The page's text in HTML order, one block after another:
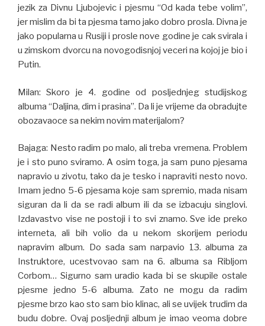
jezik za Divnu Ljubojevic i pjesmu “Od kada tebe volim”,
jer mislim da bi ta pjesma tamo jako dobro prosla. Divna je
jako popularna u Rusiji i prosle nove godine je cak svirala i
u zimskom dvorcu na novogodisnjoj veceri na kojoj je bio i
Putin.
Milan: Skoro je 4. godine od posljednjeg studijskog
albuma “Daljina, dim i prasina”. Da li je vrijeme da obradujte
obozavaoce sa nekim novim materijalom?
Bajaga: Nesto radim po malo, ali treba vremena. Problem
je i sto puno sviramo. A osim toga, ja sam puno pjesama
napravio u zivotu, tako da je tesko i napraviti nesto novo.
Imam jedno 5-6 pjesama koje sam spremio, mada nisam
siguran da li da se radi album ili da se izbacuju singlovi.
Izdavastvo vise ne postoji i to svi znamo. Sve ide preko
interneta, ali bih volio da u nekom skorijem periodu
napravim album. Do sada sam narpavio 13. albuma za
Instruktore, ucestvovao sam na 6. albuma sa Ribljom
Corbom… Sigurno sam uradio kada bi se skupile ostale
pjesme jedno 5-6 albuma. Zato ne mogu da radim
pjesme brzo kao sto sam bio klinac, ali se uvijek trudim da
budu dobre. Ovaj posljednji album je imao veoma dobre